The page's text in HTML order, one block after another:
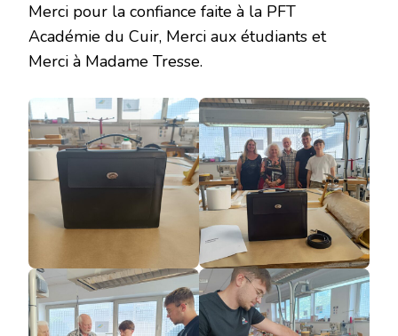
Merci pour la confiance faite à la PFT
Académie du Cuir, Merci aux étudiants et
Merci à Madame Tresse.